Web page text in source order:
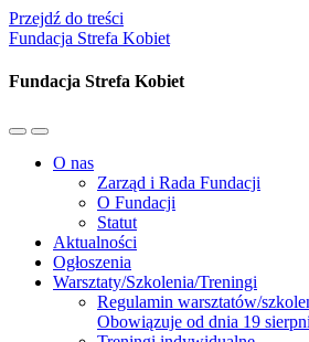
Przejdź do treści
Fundacja Strefa Kobiet
Fundacja Strefa Kobiet
Przełącz
mobilne
Przełącz
pole
wyszukiwania
O nas
Zarząd i Rada Fundacji
O Fundacji
Statut
Aktualności
Ogłoszenia
Warsztaty/Szkolenia/Treningi
Regulamin warsztatów/
Obowiązuje od dnia 19